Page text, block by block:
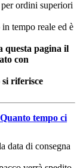
ordini superiori
tempo reale ed è
questa pagina il
con
riferisce
Quanto tempo ci
data di consegna